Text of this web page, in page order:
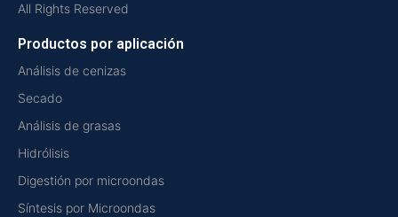
All Rights Reserved
Productos por aplicación
Análisis de cenizas
Secado
Análisis de grasas
Hidrólisis
Digestión por microondas
Síntesis por Microondas